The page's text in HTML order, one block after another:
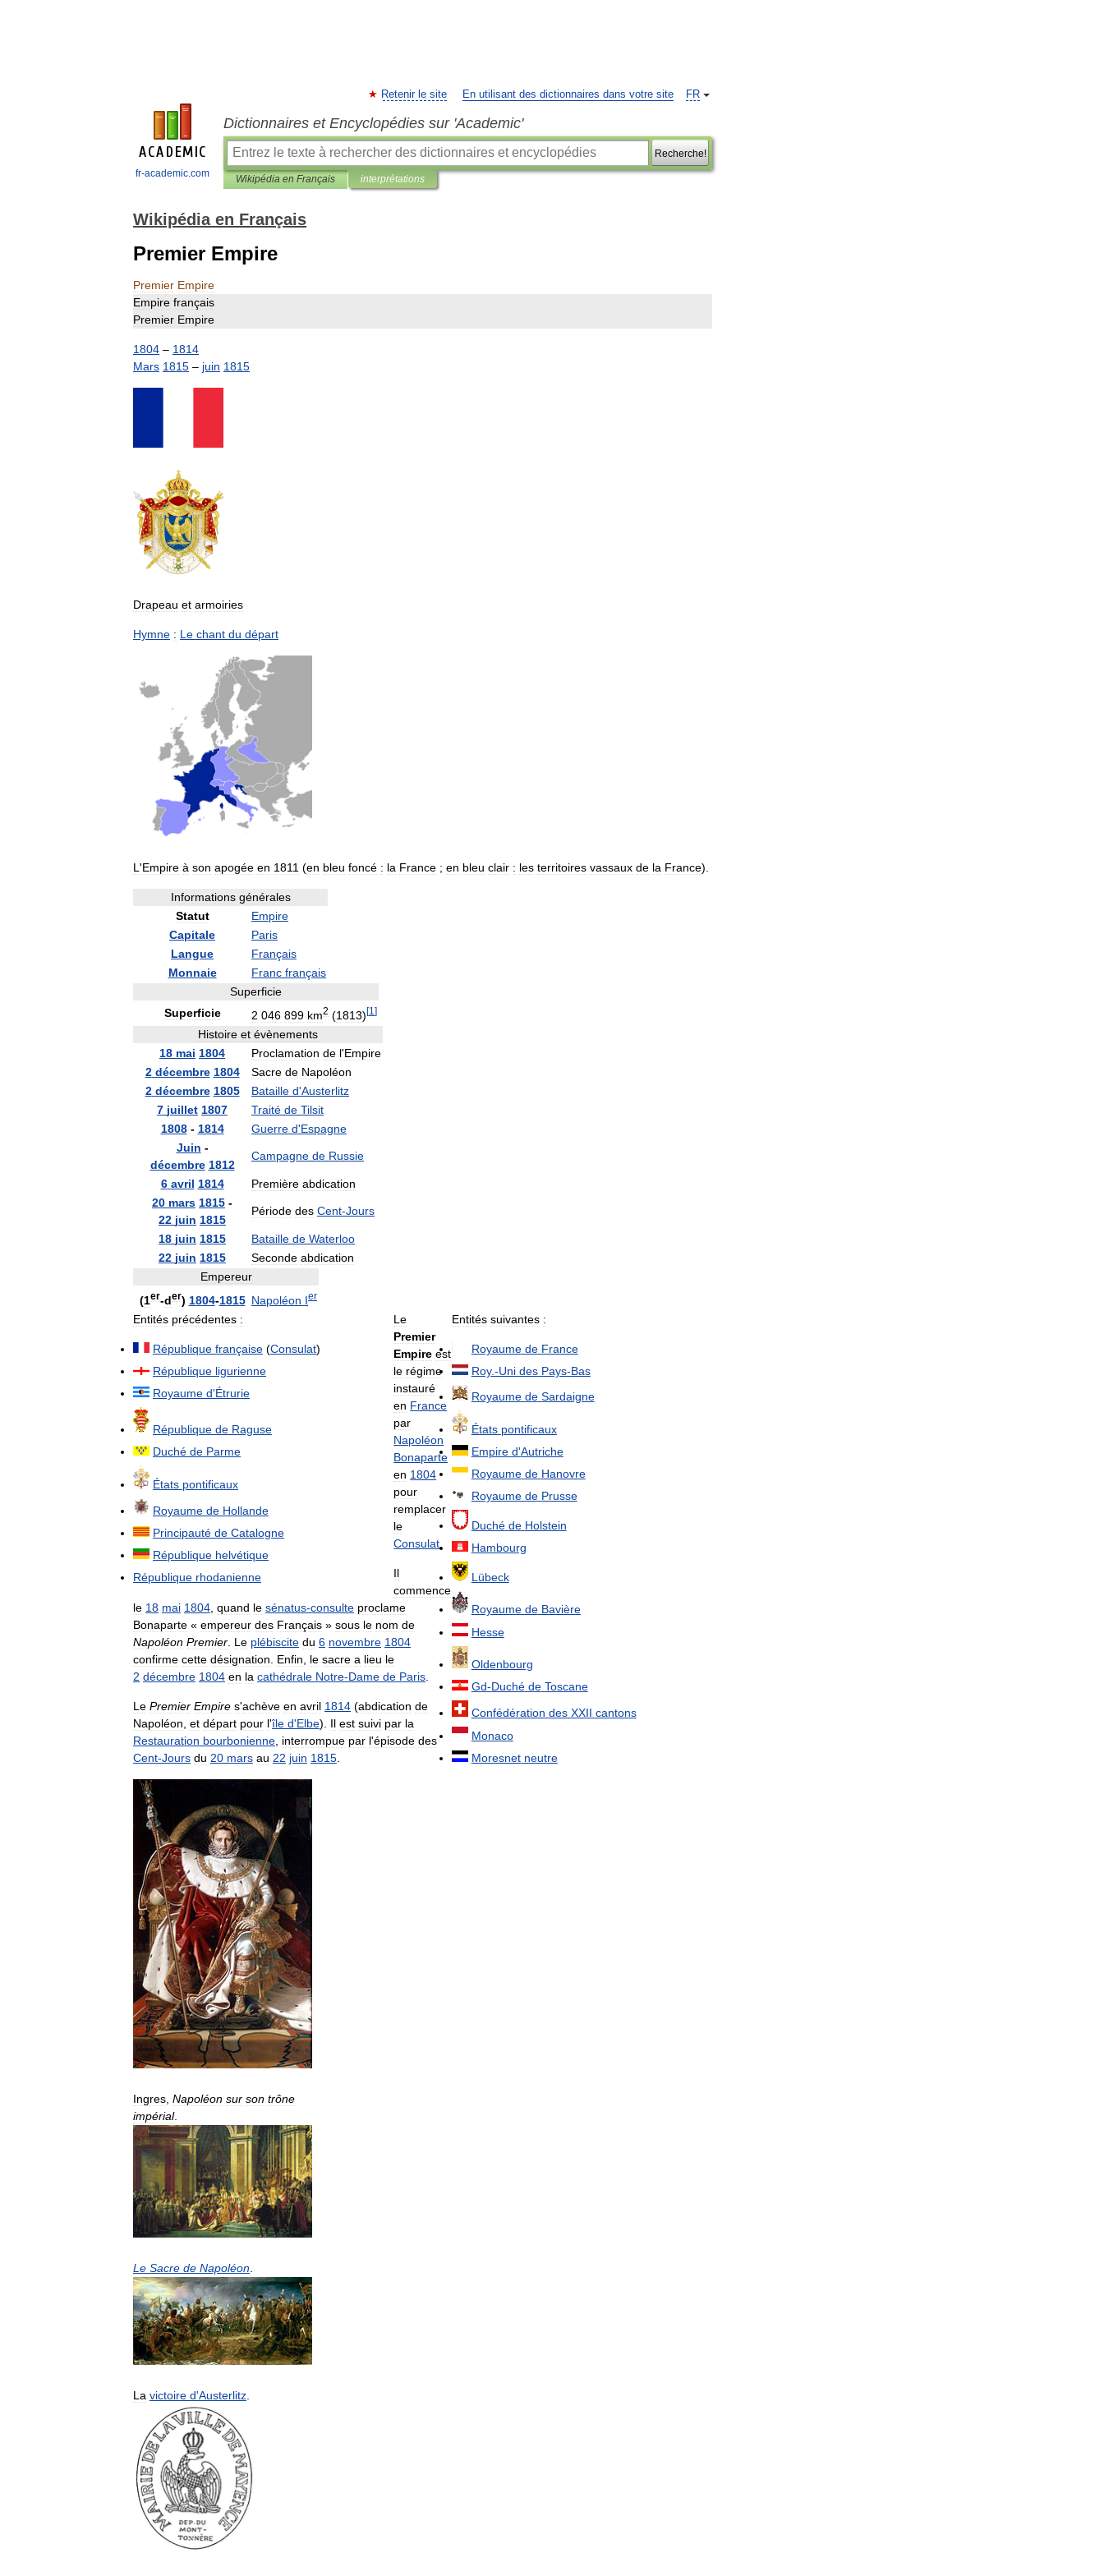
fr-academic.com
FR
Retenir le site En utilisant des dictionnaires dans votre site
Dictionnaires et Encyclopédies sur 'Academic'
Recherche!
Wikipédia en Français interprétations
Wikipédia en Français
Premier Empire
Premier Empire
Empire français
Premier Empire
1804 – 1814
Mars 1815 – juin 1815
Drapeau et armoiries
Hymne : Le chant du départ
L 'Empire à son apogée en 1811 (en bleu foncé : la France ; en bleu clair : les territoires vassaux de la France).
Informations générales
Statut
Empire
Capitale
Paris
Langue
Français
Monnaie
Franc français
Superficie
Superficie
2 046 899 km2 (1813)[1 ]
Histoire et évènements
18 mai 1804 Proclamation de l'Empire
2 décembre 1804 Sacre de Napoléon
2 décembre 1805 Bataille d'Austerlitz
7 juillet 1807 Traité de Tilsit
1808- 1814 Guerre d'Espagne
Juin -
décembre 1812
Campagne de Russie
6 avril 1814 Première abdication
20 mars 1815 -
22 juin 1815
Période des Cent-Jours
18 juin 1815 Bataille de Waterloo
22 juin 1815 Seconde abdication
Empereur
(1er-der) 1804-1815 Napoléon Ier
Entités précédentes :
République française (Consulat)
République ligurienne
Royaume d'Étrurie
République de Raguse
Duché de Parme
États pontificaux
Royaume de Hollande
Principauté de Catalogne
République helvétique
République rhodanienne
Entités suivantes :
Royaume de France
Roy.-Uni des Pays-Bas
Royaume de Sardaigne
États pontificaux
Empire d'Autriche
Royaume de Hanovre
Royaume de Prusse
Duché de Holstein
Hambourg
Lübeck
Royaume de Bavière
Hesse
Oldenbourg
Gd-Duché de Toscane
Confédération des XXII cantons
Monaco
Moresnet neutre
Le
Premier
Empire est
le régime
instauré
en France
par
Napoléon
Bonaparte
en 1804
pour
remplacer
le
Consulat
Il
commence
le 18 mai 1804 quand le sénatus-consulte proclame
Bonaparte « empereur des Français » sous le nom de
Napoléon Premier Le plébiscite du 6 novembre 1804
confirme cette désignation Enfin le sacre a lieu le
2 décembre 1804 en la cathédrale Notre-Dame de Paris
Le Premier Empire s'achève en avril 1814 (abdication de
Napoléon et départ pour l'île d'Elbe). Il est suivi par la
Restauration bourbonienne interrompue par l'épisode des
Cent-Jours du 20 mars au 22 juin 1815
Ingres Napoléon sur son trône
impérial.
Le Sacre de Napoléon
La victoire d'Austerlitz.